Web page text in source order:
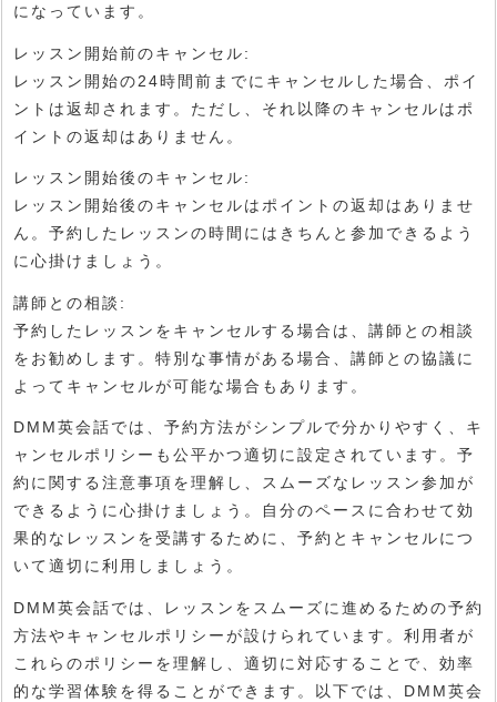
になっています。
レッスン開始前のキャンセル:
レッスン開始の24時間前までにキャンセルした場合、ポイ
ントは返却されます。ただし、それ以降のキャンセルはポ
イントの返却はありません。
レッスン開始後のキャンセル:
レッスン開始後のキャンセルはポイントの返却はありませ
ん。予約したレッスンの時間にはきちんと参加できるよう
に心掛けましょう。
講師との相談:
予約したレッスンをキャンセルする場合は、講師との相談
をお勧めします。特別な事情がある場合、講師との協議に
よってキャンセルが可能な場合もあります。
DMM英会話では、予約方法がシンプルで分かりやすく、キ
ャンセルポリシーも公平かつ適切に設定されています。予
約に関する注意事項を理解し、スムーズなレッスン参加が
できるように心掛けましょう。自分のペースに合わせて効
果的なレッスンを受講するために、予約とキャンセルにつ
いて適切に利用しましょう。
DMM英会話では、レッスンをスムーズに進めるための予約
方法やキャンセルポリシーが設けられています。利用者が
これらのポリシーを理解し、適切に対応することで、効率
的な学習体験を得ることができます。以下では、DMM英会